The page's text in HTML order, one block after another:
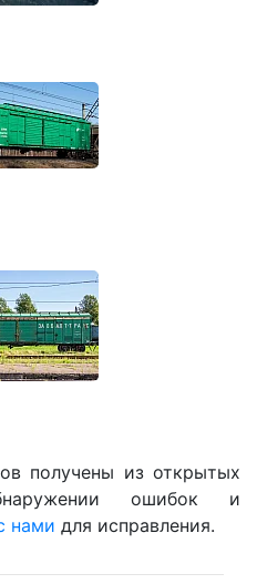
получены из открытых
ошибок и
нами для исправления.